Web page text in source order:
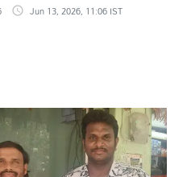
Jun 13, 2026, 11:06 IST